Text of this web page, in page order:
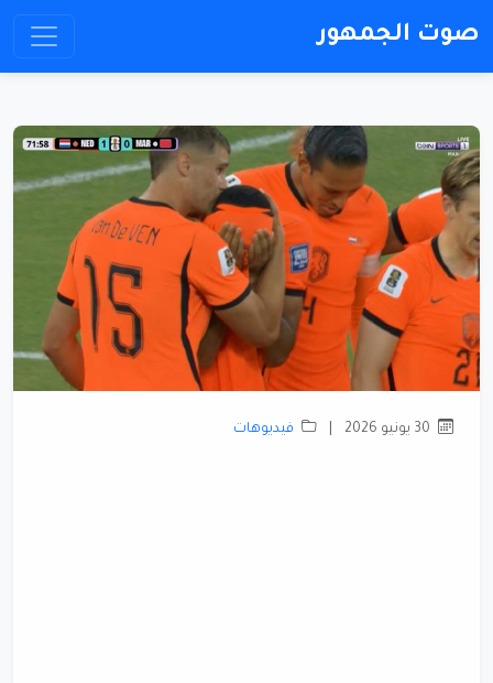
صوت الجمهور
فيديوهات